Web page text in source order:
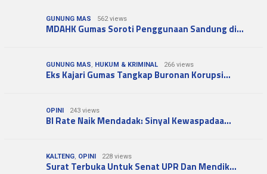
GUNUNG MAS 562 views
MDAHK Gumas Soroti Penggunaan Sandung di…
GUNUNG MAS HUKUM & KRIMINAL 266 views
Eks Kajari Gumas Tangkap Buronan Korupsi…
OPINI 243 views
BI Rate Naik Mendadak: Sinyal Kewaspadaa…
KALTENG OPINI 228 views
Surat Terbuka Untuk Senat UPR Dan Mendik…